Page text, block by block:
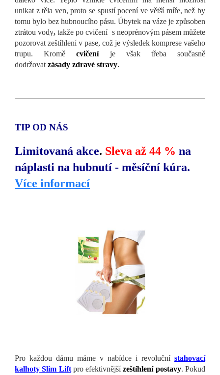
unikat z těla ven, proto se spustí pocení ve větší míře, než by
tomu bylo bez hubnoucího pásu. Úbytek na váze je způsoben
ztrátou vody, takže po cvičení s neoprénovým pásem můžete
pozorovat zeštíhlení v pase, což je výsledek komprese vašeho
trupu. Kroměcvičeníje však třeba současně
dodržovat zásady zdravé stravy.
TIP OD NÁS
Limitovaná akce. Sleva až 44 % na
náplasti na hubnutí - měsíční kúra.
Více informací
Pro každou dámu máme v nabídce i revoluční stahovací
kalhoty Slim Liftpro efektivnějšízeštíhlení postavy. Pokud